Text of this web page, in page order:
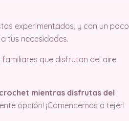
experimentados, y con un poco
tus necesidades.
que disfrutan del aire
mientras disfrutas del
opción! ¡Comencemos a tejer!